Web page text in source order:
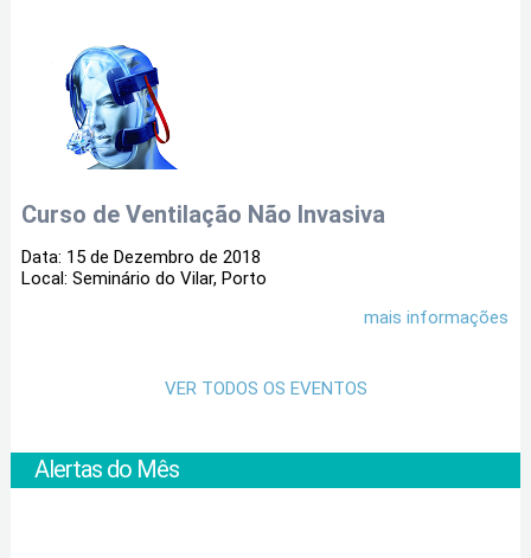
Curso de Ventilação Não Invasiva
Data: 15 de Dezembro de 2018
Local: Seminário do Vilar, Porto
mais informações
VER TODOS OS EVENTOS
Alertas do Mês